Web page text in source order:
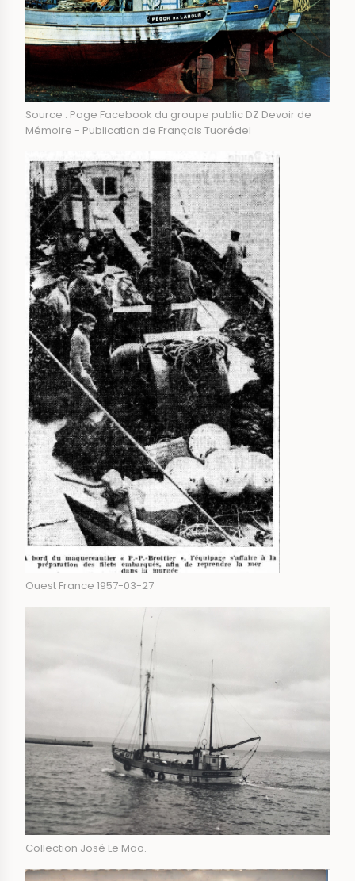
Source : Page Facebook du groupe public DZ Devoir de
Mémoire - Publication de François Tuorédel
Ouest France 1957-03-27
Collection José Le Mao.